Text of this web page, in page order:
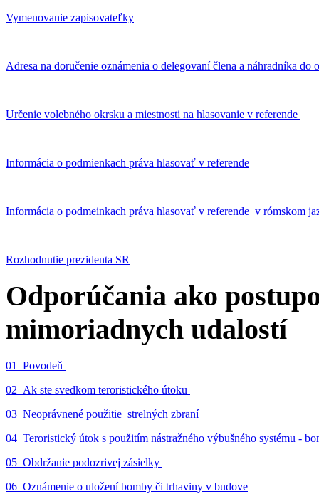
Vymenovanie zapisovateľky
Adresa na doručenie oznámenia o delegovaní člena a náhradníka
Určenie volebného okrsku a miestnosti na hlasovanie v referende
Informácia o podmienkach práva hlasovať v referende
Informácia o podmeinkach práva hlasovať v referende v rómskom
Rozhodnutie prezidenta SR
Odporúčania ako
mimoriadnych udalostí
01_Povodeň
02_Ak ste svedkom teroristického útoku
03_Neoprávnené použitie strelných zbraní
04_Teroristický útok s použitím nástražného výbušného systému -
05_Obdržanie podozrivej zásielky
06_Oznámenie o uložení bomby či trhaviny v budove